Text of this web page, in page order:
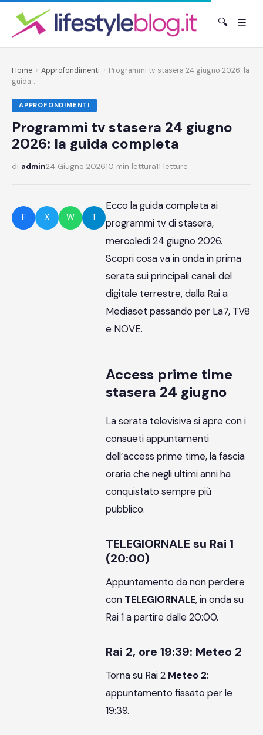
🔍 ☰
Home › Approfondimenti › Programmi tv stasera 24 giugno 2026: la
guida...
APPROFONDIMENTI
Programmi tv stasera 24 giugno
2026: la guida completa
di admin24 Giugno 202610 min lettura11 letture
F X W T
Ecco la guida completa ai
programmi tv di stasera,
mercoledì 24 giugno 2026.
Scopri cosa va in onda in prima
serata sui principali canali del
digitale terrestre, dalla Rai a
Mediaset passando per La7, TV8
e NOVE.
Access prime time
stasera 24 giugno
La serata televisiva si apre con i
consueti appuntamenti
dell’access prime time, la fascia
oraria che negli ultimi anni ha
conquistato sempre più
pubblico.
TELEGIORNALE su Rai 1
(20:00)
Appuntamento da non perdere
con TELEGIORNALE, in onda su
Rai 1 a partire dalle 20:00.
Rai 2, ore 19:39: Meteo 2
Torna su Rai 2 Meteo 2:
appuntamento fissato per le
19:39.